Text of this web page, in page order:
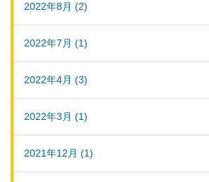
2022年8月 (2)
2022年7月 (1)
2022年4月 (3)
2022年3月 (1)
2021年12月 (1)